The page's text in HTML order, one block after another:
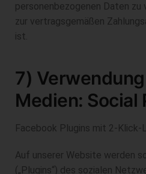
personenbezogenen Daten zu
zur vertragsgemäßen
ist.
7)
Medien: Social
Facebook Plugins mit 2-Klick-
Auf unserer Website werden
(„Plugins“) des sozialen